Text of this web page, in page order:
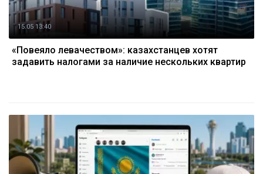
15.05 13:40
«Повеяло левачеством»: казахстанцев хотят
задавить налогами за наличие нескольких квартир